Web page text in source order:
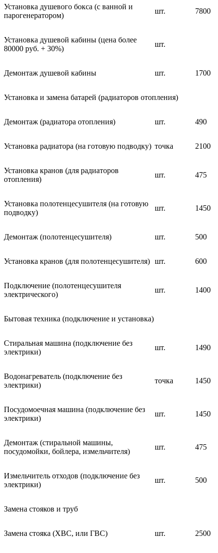
Установка душевого бокса (с ванной и
парогенератором)
шт. 7800
Установка душевой кабины (цена более
80000 руб. + 30%)
шт.
Демонтаж душевой кабины шт. 1700
Установка и замена батарей (радиаторов отопления)
Демонтаж (радиатора отопления) шт. 490
Установка радиатора (на готовую подводку) точка 2100
Установка кранов (для радиаторов
отопления)
шт. 475
Установка полотенцесушителя (на готовую
подводку)
шт. 1450
Демонтаж (полотенцесушителя) шт. 500
Установка кранов (для полотенцесушителя) шт. 600
Подключение (полотенцесушителя
электрического)
шт. 1400
Бытовая техника (подключение и установка)
Стиральная машина (подключение без
электрики)
шт. 1490
Водонагреватель (подключение без
электрики)
точка 1450
Посудомоечная машина (подключение без
электрики)
шт. 1450
Демонтаж (стиральной машины,
посудомойки, бойлера, измельчителя)
шт. 475
Измельчитель отходов (подключение без
электрики)
шт. 500
Замена стояков и труб
Замена стояка (ХВС, или ГВС) шт. 2500